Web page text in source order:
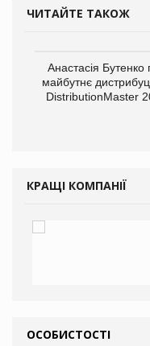
ЧИТАЙТЕ ТАКОЖ
Анастасія Бутенко
майбутнє
DistributionMaster
КРАЩІ КОМПАНІЇ
ОСОБИСТОСТІ